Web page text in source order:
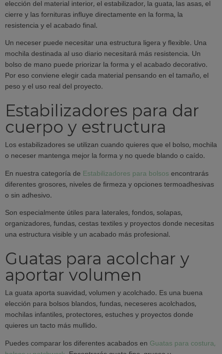
elección del material interior, el estabilizador, la guata, las asas, el
cierre y las fornituras influye directamente en la forma, la
resistencia y el acabado final.
Un neceser puede necesitar una estructura ligera y flexible. Una
mochila destinada al uso diario necesitará más resistencia. Un
bolso de mano puede priorizar la forma y el acabado decorativo.
Por eso conviene elegir cada material pensando en el tamaño, el
peso y el uso real del proyecto.
Estabilizadores para dar
cuerpo y estructura
Los estabilizadores se utilizan cuando quieres que el bolso, mochila
o neceser mantenga mejor la forma y no quede blando o caído.
En nuestra categoría de Estabilizadores para bolsos encontrarás
diferentes grosores, niveles de firmeza y opciones termoadhesivas
o sin adhesivo.
Son especialmente útiles para laterales, fondos, solapas,
organizadores, fundas, cestas textiles y proyectos donde necesitas
una estructura visible y un acabado más profesional.
Guatas para acolchar y
aportar volumen
La guata aporta suavidad, volumen y acolchado. Es una buena
elección para bolsos blandos, fundas, neceseres acolchados,
mochilas infantiles, protectores, estuches y proyectos donde
quieres un tacto más mullido.
Puedes comparar los diferentes acabados en Guatas para costura,